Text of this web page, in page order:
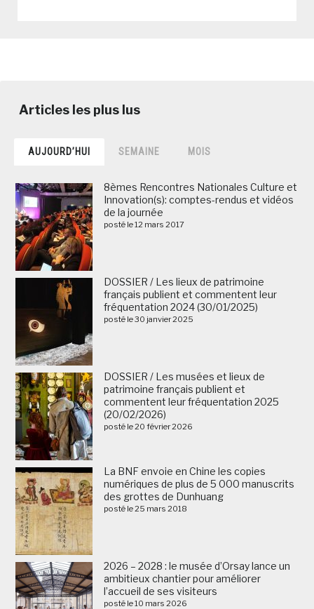
AUJOURD’HUI SEMAINE MOIS
8èmes Rencontres Nationales Culture et
Innovation(s): comptes-rendus et vidéos
de la journée
posté le 12 mars 2017
DOSSIER / Les lieux de patrimoine
français publient et commentent leur
fréquentation 2024 (30/01/2025)
posté le 30 janvier 2025
DOSSIER / Les musées et lieux de
patrimoine français publient et
commentent leur fréquentation 2025
(20/02/2026)
posté le 20 février 2026
La BNF envoie en Chine les copies
numériques de plus de 5 000 manuscrits
des grottes de Dunhuang
posté le 25 mars 2018
2026 – 2028 : le musée d’Orsay lance un
ambitieux chantier pour améliorer
l’accueil de ses visiteurs
posté le 10 mars 2026